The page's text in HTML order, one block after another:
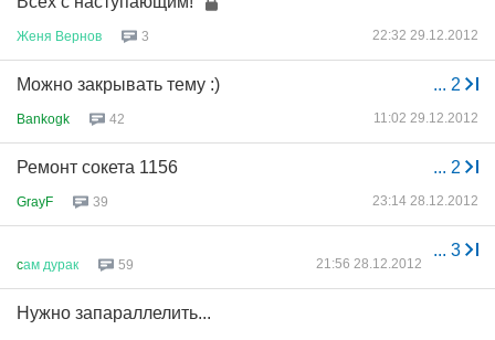
Женя Вернов 3 22:32 29.12.2012
... 2
Можно закрывать тему :)
Bankogk 42 11:02 29.12.2012
... 2
Ремонт сокета 1156
GrayF 39 23:14 28.12.2012
... 3
cам дурак 59 21:56 28.12.2012
Нужно запараллелить...